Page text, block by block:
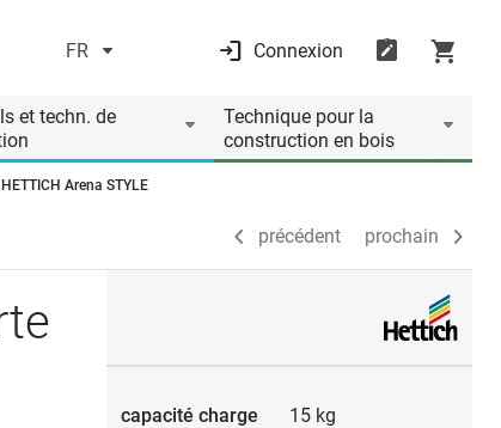
FR Connexion
et techn. de
Technique pour la
construction en bois
Arena STYLE
précédent prochain
précédent prochain
capacité charge 15 kg